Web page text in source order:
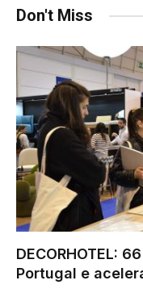
Don't Miss
DECORHOTEL:
Portugal e